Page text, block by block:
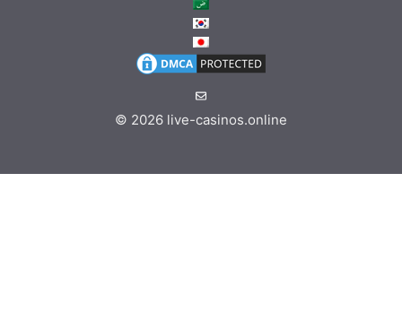
© 2026 live-casinos.online